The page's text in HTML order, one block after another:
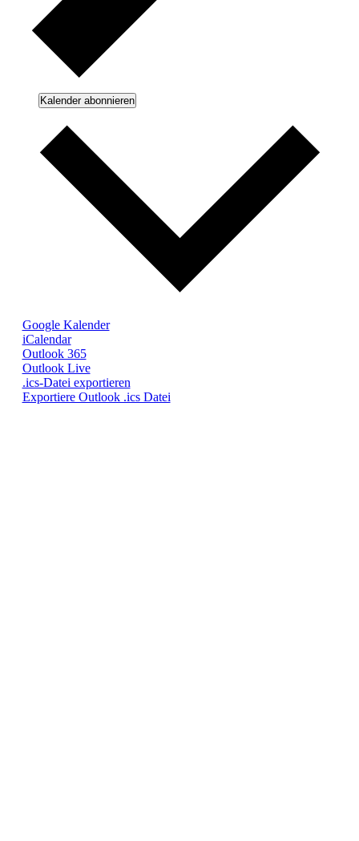
Kalender abonnieren
Google Kalender
iCalendar
Outlook 365
Outlook Live
.ics-Datei exportieren
Exportiere Outlook .ics Datei